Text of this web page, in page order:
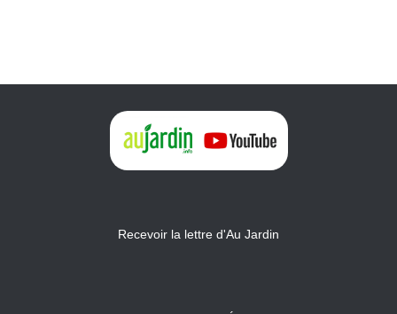
Recevoir la lettre d'Au Jardin